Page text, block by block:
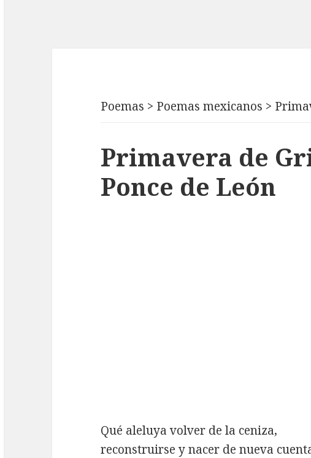
Poemas > Poemas mexicanos >
Primavera de
Ponce de León
Qué aleluya volver de la ceniza,
reconstruirse y nacer de nueva